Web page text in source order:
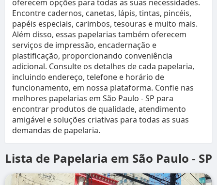
oferecem opções para todas as suas necessidades.
Encontre cadernos, canetas, lápis, tintas, pincéis,
papéis especiais, carimbos, tesouras e muito mais.
Além disso, essas papelarias também oferecem
serviços de impressão, encadernação e
plastificação, proporcionando conveniência
adicional. Consulte os detalhes de cada papelaria,
incluindo endereço, telefone e horário de
funcionamento, em nossa plataforma. Confie nas
melhores papelarias em São Paulo - SP para
encontrar produtos de qualidade, atendimento
amigável e soluções criativas para todas as suas
demandas de papelaria.
Lista de Papelaria em São Paulo - SP